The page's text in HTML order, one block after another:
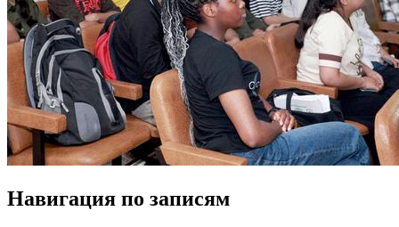
Навигация по записям